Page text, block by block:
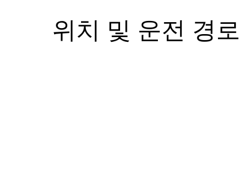
위치 및 운전 경로